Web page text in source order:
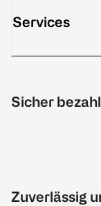
Services
Sicher
Zuverlässig